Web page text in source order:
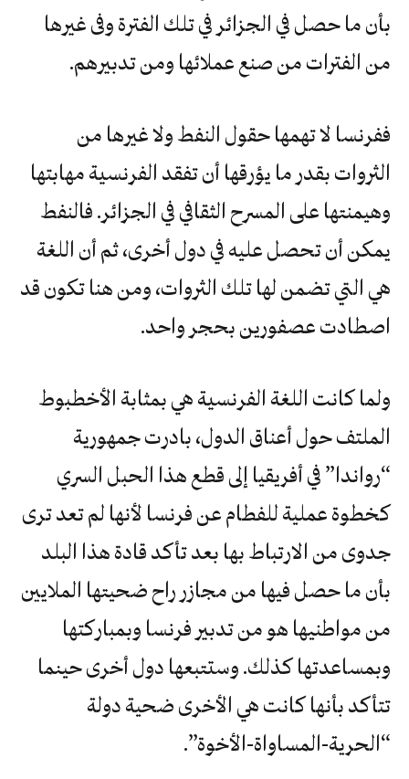
بأن ما حصل في الجزائر في تلك الفترة وفى غيرها
من الفترات من صنع عملائها ومن تدبيرهم.
ففرنسا لا تهمها حقول النفط ولا غيرها من
الثروات بقدر ما يؤرقها أن تفقد الفرنسية مهابتها
وهيمنتها على المسرح الثقافي في الجزائر. فالنفط
يمكن أن تحصل عليه في دول أخرى، ثم أن اللغة
هي التي تضمن لها تلك الثروات، ومن هنا تكون قد
اصطادت عصفورين بحجر واحد.
ولما كانت اللغة الفرنسية هي بمثابة الأخطبوط
الملتف حول أعناق الدول، بادرت جمهورية
“رواندا” في أفريقيا إلى قطع هذا الحبل السري
كخطوة عملية للفطام عن فرنسا لأنها لم تعد ترى
جدوى من الارتباط بها بعد تأكد قادة هذا البلد
بأن ما حصل فيها من مجازر راح ضحيتها الملايين
من مواطنيها هو من تدبير فرنسا وبمباركتها
وبمساعدتها كذلك. وستتبعها دول أخرى حينما
تتأكد بأنها كانت هي الأخرى ضحية دولة
“الحرية-المساواة-الأخوة”.